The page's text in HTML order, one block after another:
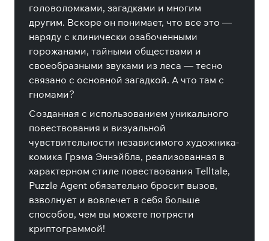
головоломками, загадками и многим
другим. Вскоре он понимает, что все это —
наряду с клинически озабоченными
горожанами, тайными обществами и
своеобразными звуками из леса — тесно
связано с основной загадкой. А что там с
гномами?
Созданная с использованием уникального
повествования и визуальной
чувствительности независимого художника-
комика Грэма Эннэйбла, реализованная в
характерном стиле повествования Telltale,
Puzzle Agent обязательно бросит вызов,
взволнует и вовлечет в себя больше
способов, чем вы можете потрясти
криптограммой!